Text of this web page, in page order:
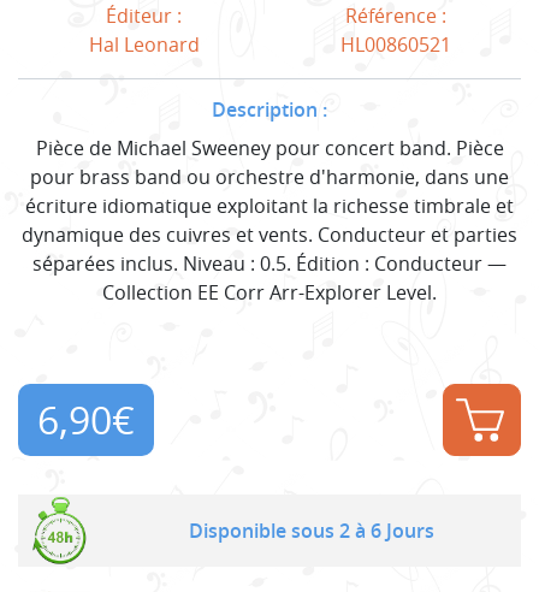
Éditeur :
Hal Leonard
Référence :
HL00860521
Description :
Pièce de Michael Sweeney pour concert band. Pièce
pour brass band ou orchestre d'harmonie, dans une
écriture idiomatique exploitant la richesse timbrale et
dynamique des cuivres et vents. Conducteur et parties
séparées inclus. Niveau : 0.5. Édition : Conducteur —
Collection EE Corr Arr-Explorer Level.
6,90€
Disponible sous 2 à 6 Jours